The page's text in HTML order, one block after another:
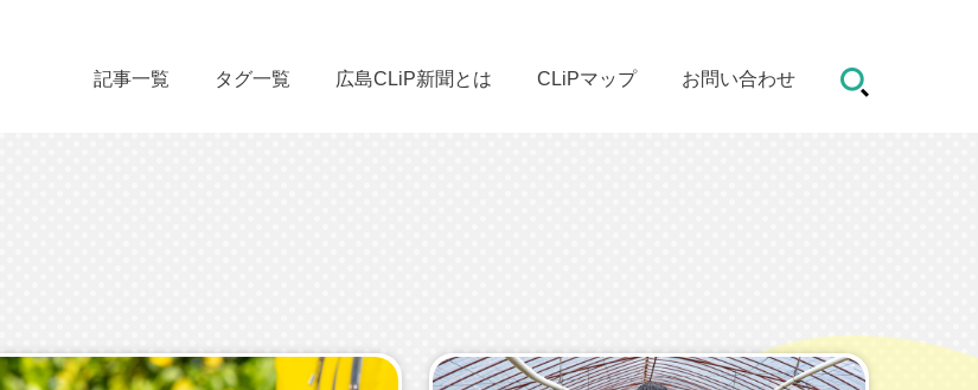
記事一覧 タグ一覧 広島CLiP新聞とは CLiPマップ お問い合わせ